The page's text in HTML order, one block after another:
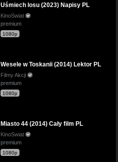
Uśmiech losu (2023) Napisy PL
KinoSwiat
premium
1080p
Wesele w Toskanii (2014) Lektor PL
Filmy Akcji
premium
1080p
Miasto 44 (2014) Cały film PL
KinoSwiat
premium
1080p